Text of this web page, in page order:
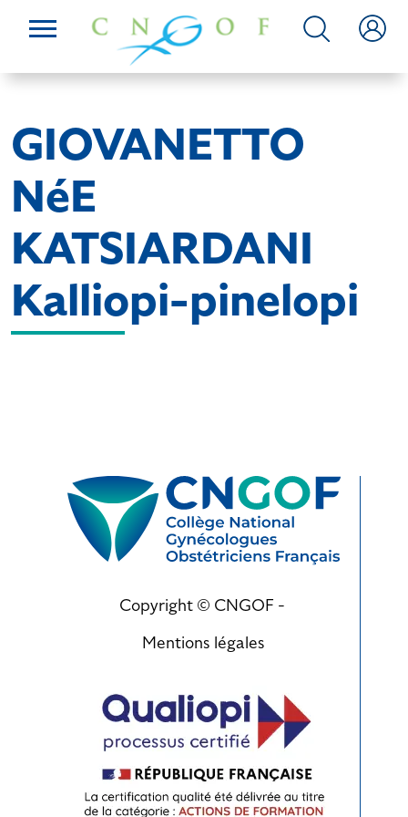
GIOVANETTO
NéE
KATSIARDANI
Kalliopi-pinelopi
Copyright © CNGOF -
Mentions légales